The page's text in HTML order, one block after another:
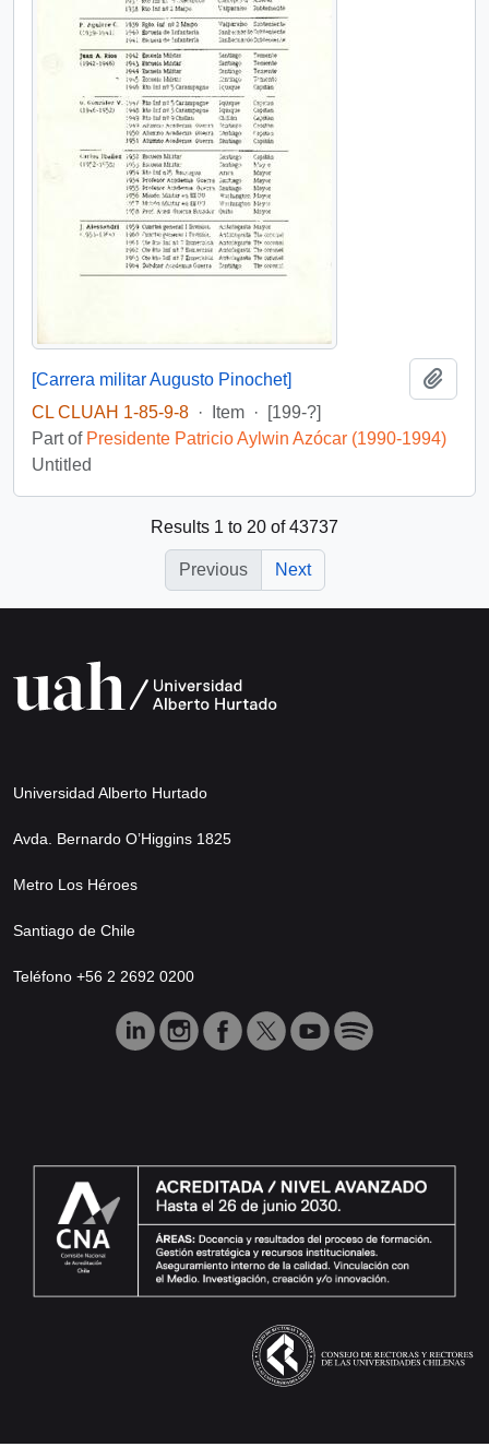
[Carrera militar Augusto Pinochet]
CL CLUAH 1-85-9-8 · Item ·
[199-?]
Part of Presidente Patricio Aylwin Azócar (1990-1994)
Untitled
Results 1 to 20 of 43737
Previous Next
Universidad Alberto Hurtado
Avda. Bernardo O’Higgins 1825
Metro Los Héroes
Santiago de Chile
Teléfono +56 2 2692 0200